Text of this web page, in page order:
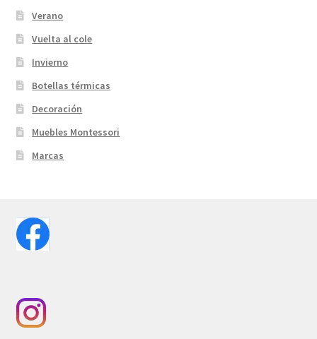
Verano
Vuelta al cole
Invierno
Botellas térmicas
Decoración
Muebles Montessori
Marcas